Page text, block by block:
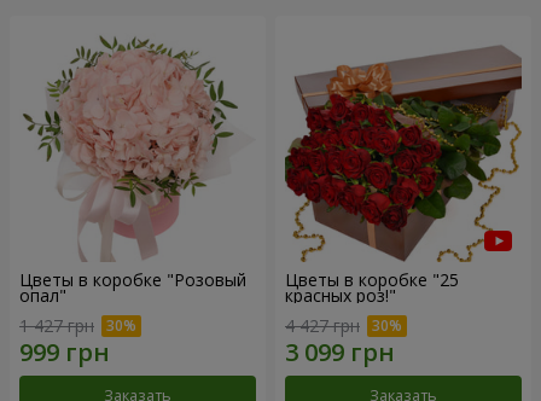
Цветы в коробке "Розовый
опал"
1 427 грн
Заказать
Цветы в коробке "25
красных роз!"
4 427 грн
Заказать